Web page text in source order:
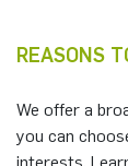
REASONS
We offer a
you can